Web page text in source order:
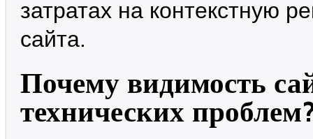
затратах на контекстную
сайта.
Почему видимость
технических